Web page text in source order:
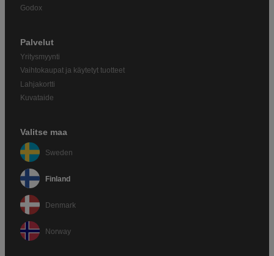
Godox
Palvelut
Yritysmyynti
Vaihtokaupat ja käytetyt tuotteet
Lahjakortti
Kuvataide
Valitse maa
Sweden
Finland
Denmark
Norway